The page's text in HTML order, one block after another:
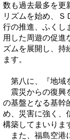
数も過去最多を更
リズムを始め、Ｓ
行の推進、ふくし
用した周遊の促進
ズムを展開し、持
ます。
第八に、『地域
震災からの復興
の基盤となる基幹
め、災害に強く、
構築してまいりま
また、福島空港